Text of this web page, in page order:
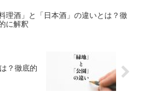
料理酒」と「日本酒」の違いとは？徹
に解釈
？徹底的